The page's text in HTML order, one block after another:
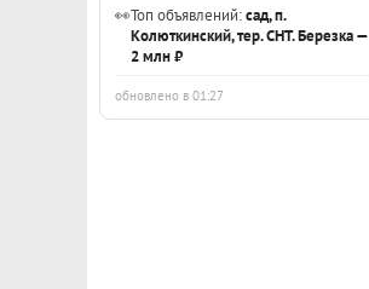
👀Топ объявлений:сад, п.
Колюткинский, тер. СНТ. Березка —
2 млн ₽
обновлено в 01:27